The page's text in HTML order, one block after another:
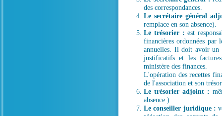
des correspondances.
Le secrétaire général
remplace en son absence).
Le trésorier : est
financières ordonnées par
annuelles. Il doit avoir un
justificatifs et les
ministère des finances.
L'opération des recettes
de l'association et son
Le trésorier adjoint :
absence )
Le conseiller juridique :